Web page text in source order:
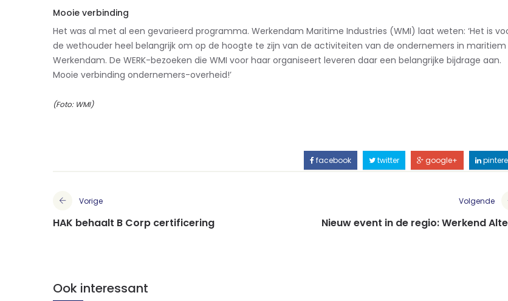
Mooie verbinding
Het was al met al een gevarieerd programma. Werkendam Maritime Industries (WMI) laat weten: ‘Het is
de wethouder heel belangrijk om op de hoogte te zijn van de activiteiten van de ondernemers in maritiem
Werkendam. De WERK-bezoeken die WMI voor haar organiseert leveren daar een belangrijke bijdrage aan.
Mooie verbinding ondernemers-overheid!’
(Foto: WMI)
facebook twitter google+
Vorige
HAK behaalt B Corp certificering
Volgende
Nieuw event in de regio: Werkend
Ook interessant